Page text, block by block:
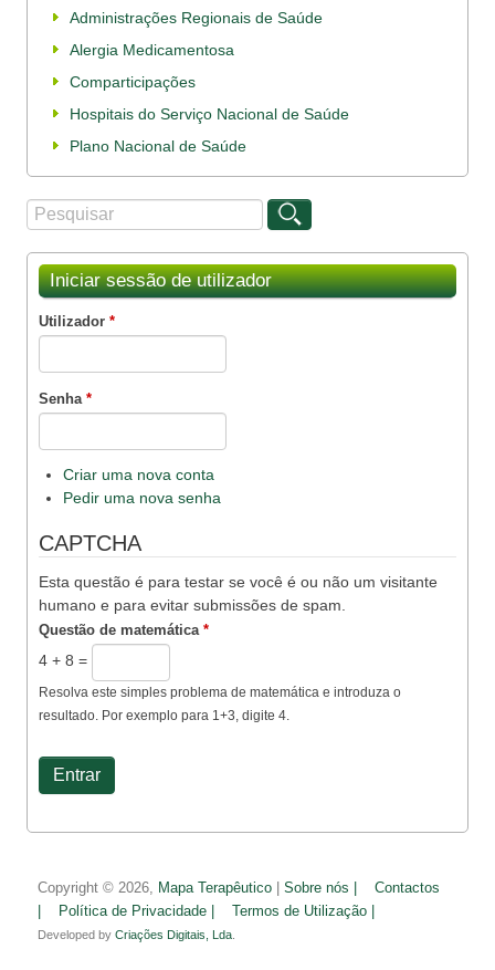
Administrações Regionais de Saúde
Alergia Medicamentosa
Comparticipações
Hospitais do Serviço Nacional de Saúde
Plano Nacional de Saúde
Formulário de procura
Procurar
Iniciar sessão de utilizador
Utilizador *
Senha *
Criar uma nova conta
Pedir uma nova senha
CAPTCHA
Esta questão é para testar se você é ou não um visitante
humano e para evitar submissões de spam.
Questão de matemática *
4 + 8 =
Resolva este simples problema de matemática e introduza o
resultado. Por exemplo para 1+3, digite 4.
Copyright © 2026, Mapa Terapêutico Sobre nós |
Contactos
Política de Privacidade | Termos de Utilização |
Developed by Criações Digitais, Lda